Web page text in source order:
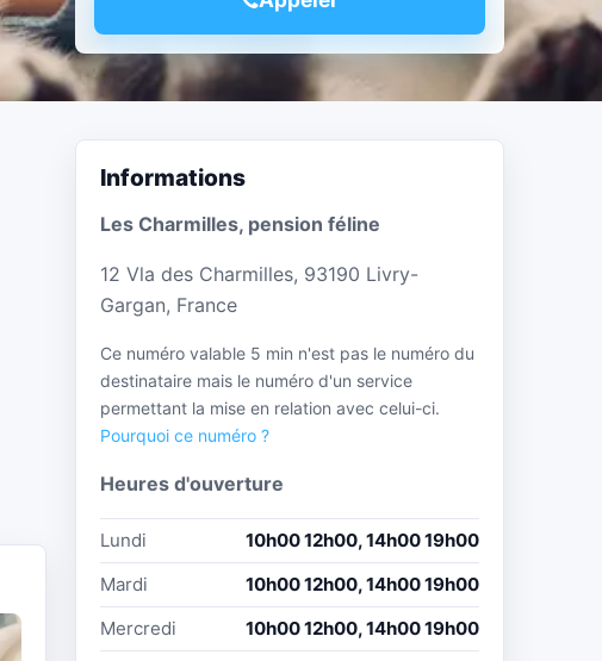
Informations
Les Charmilles, pension féline
12 Vla des Charmilles, 93190 Livry-
Gargan, France
Ce numéro valable 5 min n'est pas le numéro du
destinataire mais le numéro d'un service
permettant la mise en relation avec celui-ci.
Pourquoi ce numéro ?
Heures d'ouverture
Lundi
10h00 12h00, 14h00 19h00
Mardi
10h00 12h00, 14h00 19h00
Mercredi
10h00 12h00, 14h00 19h00